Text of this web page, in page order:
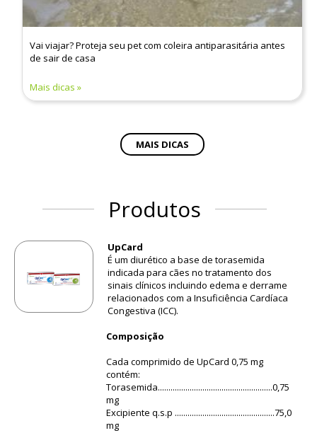
Vai viajar? Proteja seu pet com coleira antiparasitária antes
de sair de casa
Mais dicas
MAIS DICAS
Produtos
UpCard
É um diurético a base de torasemida
indicada para cães no tratamento dos
sinais clínicos incluindo edema e derrame
relacionados com a Insuficiência Cardíaca
Congestiva (ICC).
Composição
Cada comprimido de UpCard 0,75 mg
contém:
Torasemida......................................................0,75
mg
Excipiente q.s.p ...............................................75,0
mg